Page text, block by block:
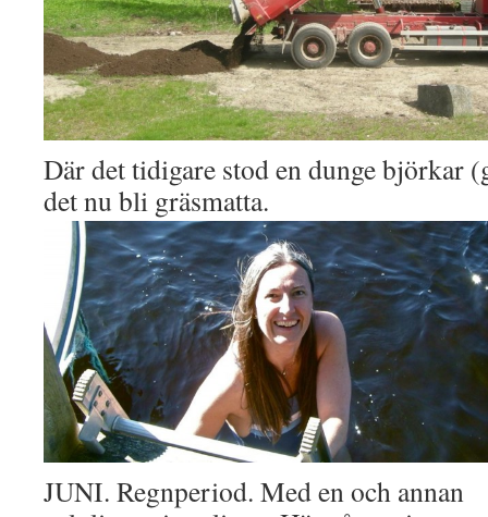
Där det tidigare stod en dunge björkar
det nu bli gräsmatta.
JUNI. Regnperiod. Med en och annan